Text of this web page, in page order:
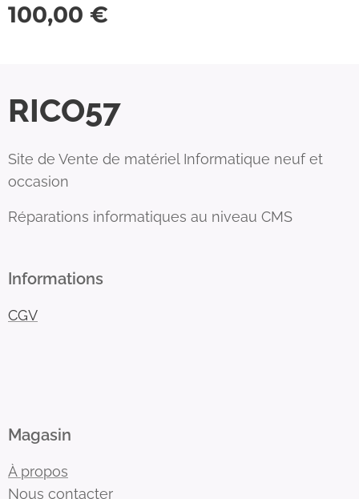
100,00 €
RICO57
Site de Vente de matériel Informatique neuf et
occasion
Réparations informatiques au niveau CMS
Informations
CGV
Magasin
À propos
Nous contacter